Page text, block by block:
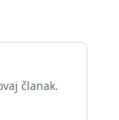
članak.